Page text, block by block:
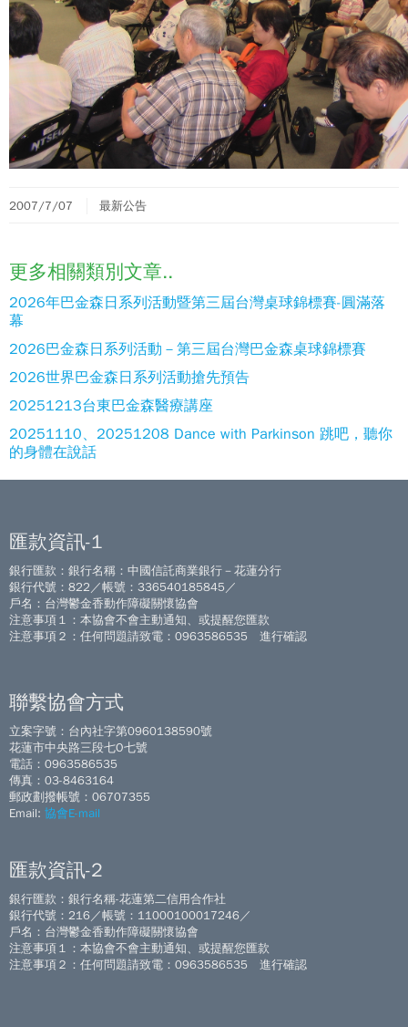
2007/7/07 最新公告
更多相關類別文章..
2026年巴金森日系列活動暨第三屆台灣桌球錦標賽-圓滿落
幕
2026巴金森日系列活動－第三屆台灣巴金森桌球錦標賽
2026世界巴金森日系列活動搶先預告
20251213台東巴金森醫療講座
20251110、20251208 Dance with Parkinson 跳吧，聽你
的身體在說話
匯款資訊-1
銀行匯款：銀行名稱：中國信託商業銀行－花蓮分行
銀行代號：822／帳號：336540185845／
戶名：台灣鬱金香動作障礙關懷協會
注意事項１：本協會不會主動通知、或提醒您匯款
注意事項２：任何問題請致電：0963586535 進行確認
聯繫協會方式
立案字號：台內社字第0960138590號
花蓮市中央路三段七O七號
電話：0963586535
傳真：03-8463164
郵政劃撥帳號：06707355
Email: 協會E-mail
匯款資訊-2
銀行匯款：銀行名稱-花蓮第二信用合作社
銀行代號：216／帳號：11000100017246／
戶名：台灣鬱金香動作障礙關懷協會
注意事項１：本協會不會主動通知、或提醒您匯款
注意事項２：任何問題請致電：0963586535 進行確認